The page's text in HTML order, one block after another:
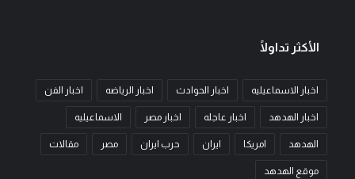
الأكثر تداولًا
اخبار الاسماعيليه اخبار الحوادث اخبار الرياضه اخبار الفن
اخبار الهدهد اخبار عاجله اخبار مصر الاسماعيليه
الهدهد امريكا ايران حرب ايران مصر مقالات
موقع الهدهد